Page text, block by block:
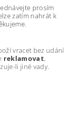
prosím
zatím nahrát k
vracet bez udání
reklamovat,
li jiné vady.